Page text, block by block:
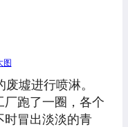
图
墟进行喷淋。
跑了一圈，各个
时冒出淡淡的青